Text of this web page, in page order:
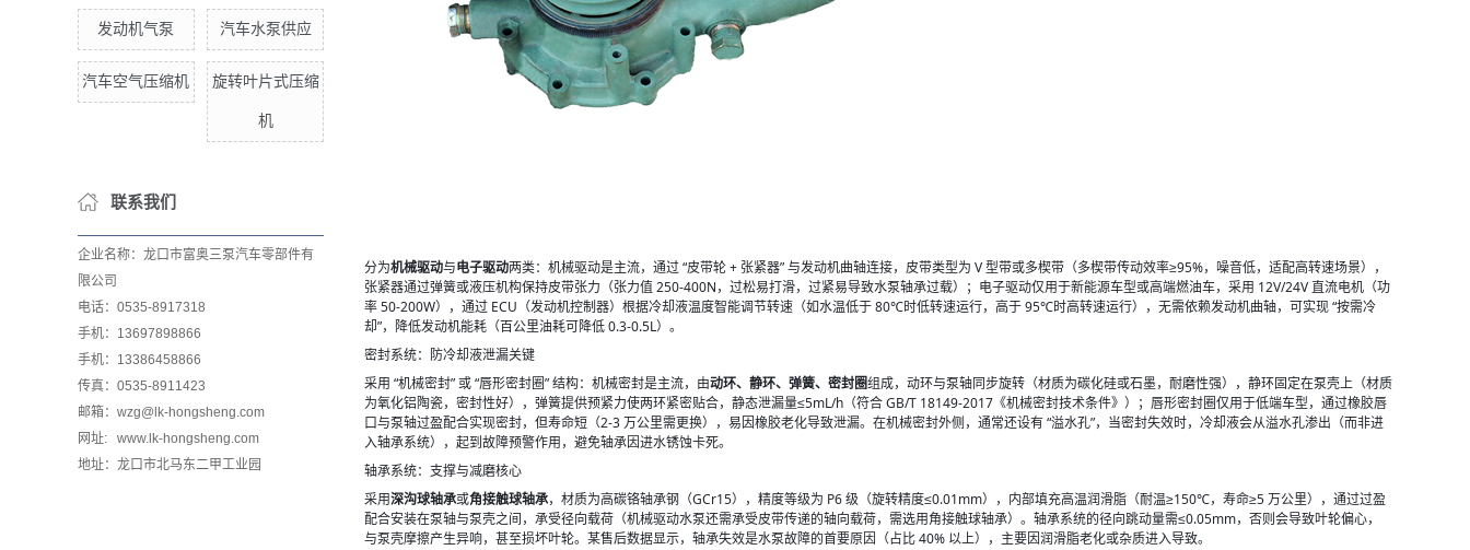
发动机气泵 汽车水泵供应
汽车空气压缩机 旋转叶片式压缩
机
联系我们
企业名称：龙口市富奥三泵汽车零部件有
限公司
电话：0535-8917318
手机：13697898866
手机：13386458866
传真：0535-8911423
邮箱：wzg@lk-hongsheng.com
网址: www.lk-hongsheng.com
地址：龙口市北马东二甲工业园
分为机械驱动与电子驱动两类：机械驱动是主流，通过 “皮带轮 + 张紧器” 与发动机曲轴连接，皮带类型为 V 型带或多楔带（多楔带传动效率≥95%，噪音低，适配高转速场景），
张紧器通过弹簧或液压机构保持皮带张力（张力值 250-400N，过松易打滑，过紧易导致水泵轴承过载）；电子驱动仅用于新能源车型或高端燃油车，采用 12V/24V 直流电机（功
率 50-200W），通过 ECU（发动机控制器）根据冷却液温度智能调节转速（如水温低于 80℃时低转速运行，高于 95℃时高转速运行），无需依赖发动机曲轴，可实现 “按需冷
却”，降低发动机能耗（百公里油耗可降低 0.3-0.5L）。
密封系统：防冷却液泄漏关键
采用 “机械密封” 或 “唇形密封圈” 结构：机械密封是主流，由动环、静环、弹簧、密封圈组成，动环与泵轴同步旋转（材质为碳化硅或石墨，耐磨性强），静环固定在泵壳上（材质
为氧化铝陶瓷，密封性好），弹簧提供预紧力使两环紧密贴合，静态泄漏量≤5mL/h（符合 GB/T 18149-2017《机械密封技术条件》）；唇形密封圈仅用于低端车型，通过橡胶唇
口与泵轴过盈配合实现密封，但寿命短（2-3 万公里需更换），易因橡胶老化导致泄漏。在机械密封外侧，通常还设有 “溢水孔”，当密封失效时，冷却液会从溢水孔渗出（而非进
入轴承系统），起到故障预警作用，避免轴承因进水锈蚀卡死。
轴承系统：支撑与减磨核心
采用深沟球轴承或角接触球轴承，材质为高碳铬轴承钢（GCr15），精度等级为 P6 级（旋转精度≤0.01mm），内部填充高温润滑脂（耐温≥150℃，寿命≥5 万公里），通过过盈
配合安装在泵轴与泵壳之间，承受径向载荷（机械驱动水泵还需承受皮带传递的轴向载荷，需选用角接触球轴承）。轴承系统的径向跳动量需≤0.05mm，否则会导致叶轮偏心，
与泵壳摩擦产生异响，甚至损坏叶轮。某售后数据显示，轴承失效是水泵故障的首要原因（占比 40% 以上），主要因润滑脂老化或杂质进入导致。